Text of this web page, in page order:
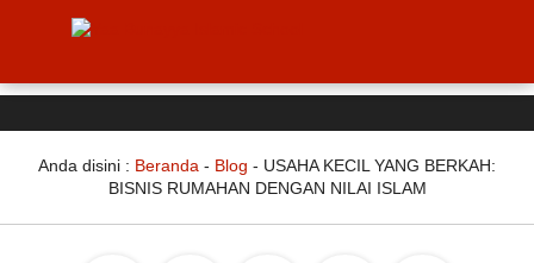
Anda disini : Beranda - Blog - USAHA KECIL YANG BERKAH:
BISNIS RUMAHAN DENGAN NILAI ISLAM